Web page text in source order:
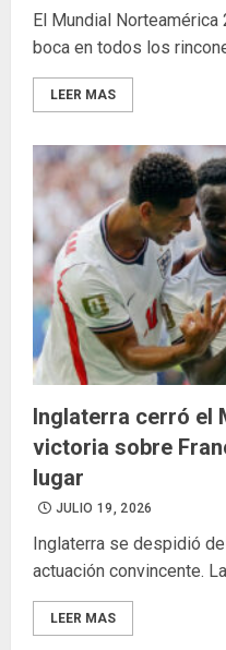
El Mundial
boca en todos los
LEER MAS
Inglaterra cerró el
victoria sobre
lugar
JULIO 19, 2026
Inglaterra se despidió
actuación convincente.
LEER MAS